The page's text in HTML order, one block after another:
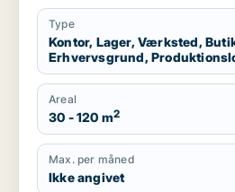
Type
Kontor, Lager, Værksted,
Erhvervsgrund,
Areal
30 - 120 m2
Max. per måned
Ikke angivet